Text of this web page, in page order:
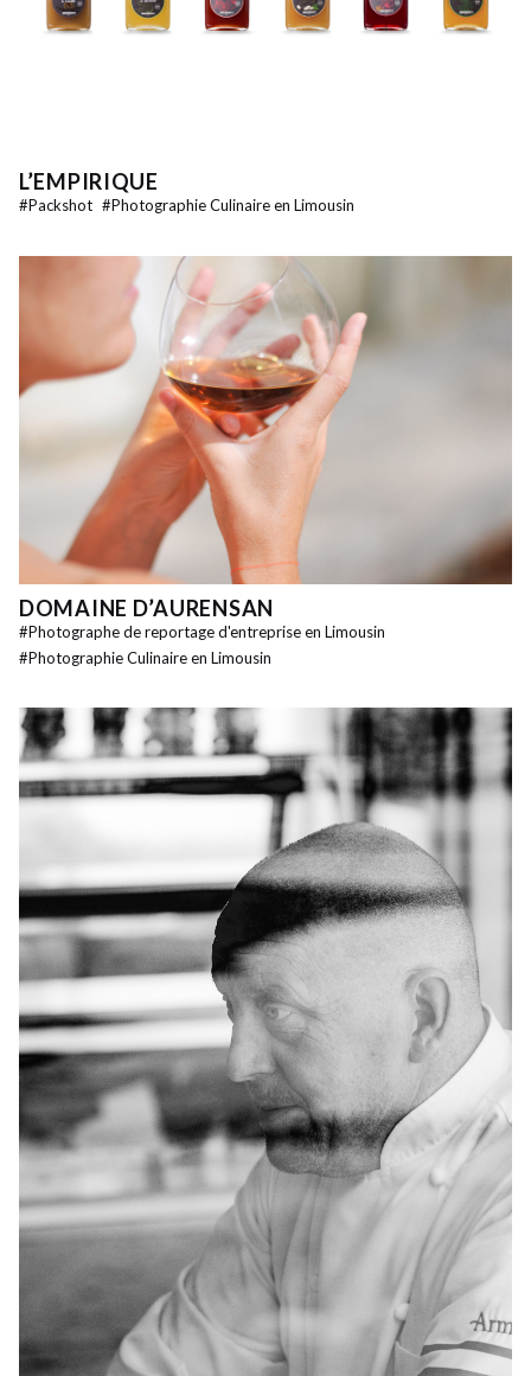
L’EMPIRIQUE
#Packshot #Photographie Culinaire en Limousin
DOMAINE D’AURENSAN
#Photographe de reportage d'entreprise en Limousin
#Photographie Culinaire en Limousin